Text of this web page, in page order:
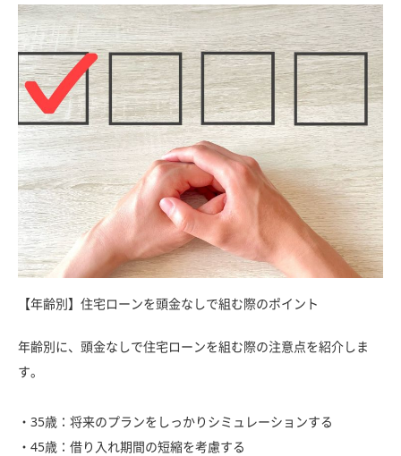
【年齢別】住宅ローンを頭金なしで組む際のポイント
年齢別に、頭金なしで住宅ローンを組む際の注意点を紹介しま
す。
・35歳：将来のプランをしっかりシミュレーションする
・45歳：借り入れ期間の短縮を考慮する